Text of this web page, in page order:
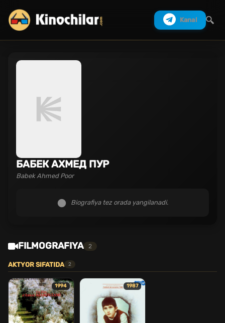
Kanal
БАБЕК АХМЕД ПУР
Babek Ahmed Poor
Biografiya tez orada yangilanadi.
FILMOGRAFIYA 2
AKTYOR SIFATIDA 2
1994 1987